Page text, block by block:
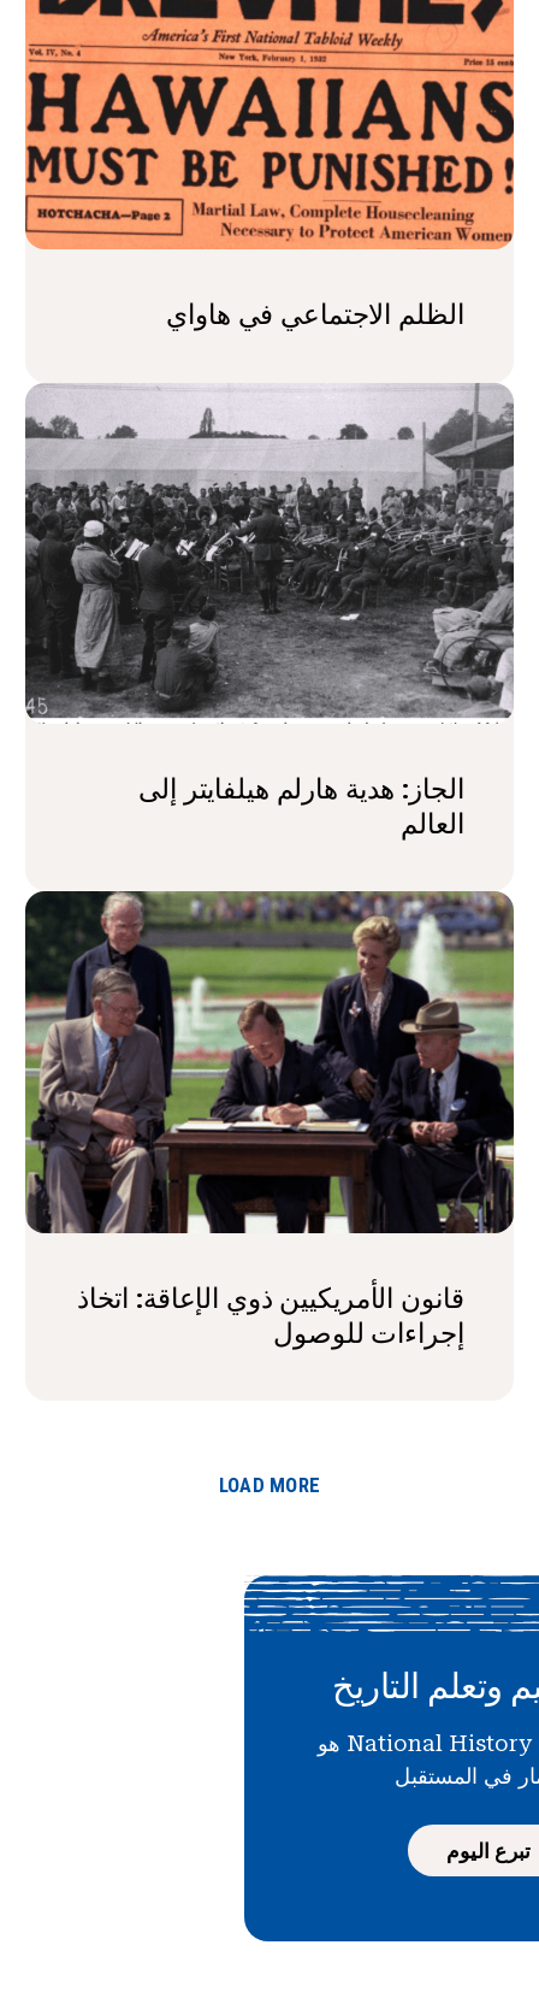
الظلم الاجتماعي في هاواي
الجاز: هدية هارلم هيلفايتر إلى
العالم
قانون الأمريكيين ذوي الإعاقة: اتخاذ
إجراءات للوصول
LOAD MORE
وتعلم التاريخ
دعمك لـ National History Day هو
في المستقبل
تبرع اليوم